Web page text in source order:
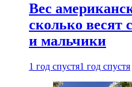
Вес
сколько весят
и мальчики
1 год спустя1 год спустя